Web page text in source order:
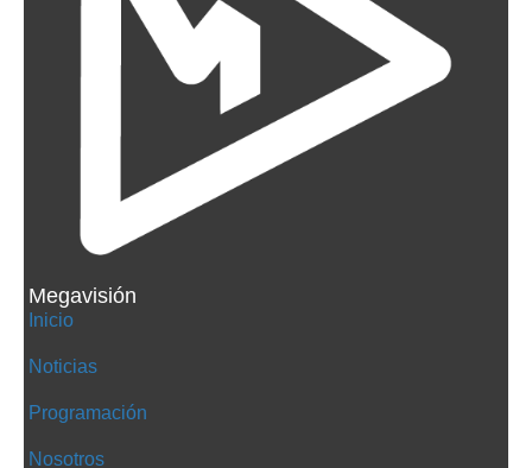
Megavisión
Inicio
Noticias
Programación
Nosotros